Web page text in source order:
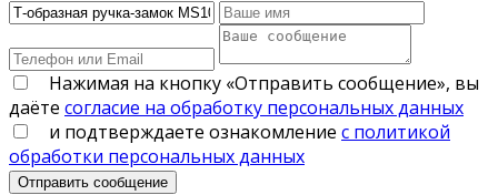
Нажимая на кнопку «Отправить сообщение», вы
даёте согласие на обработку персональных данных
и подтверждаете ознакомление с политикой
обработки персональных данных
Отправить сообщение